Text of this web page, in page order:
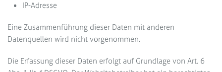
IP-Adresse
Eine Zusammenführung dieser Daten mit anderen
Datenquellen wird nicht vorgenommen.
Die Erfassung dieser Daten erfolgt auf Grundlage von Art. 6